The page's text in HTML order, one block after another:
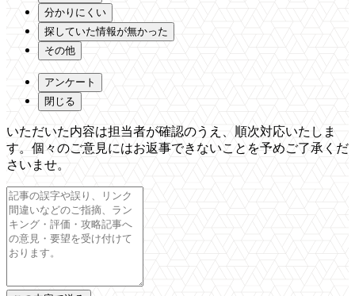
分かりにくい
探していた情報が無かった
その他
アンケート
閉じる
いただいた内容は担当者が確認のうえ、順次対応いたしま
す。個々のご意見にはお返事できないことを予めご了承くだ
さいませ。